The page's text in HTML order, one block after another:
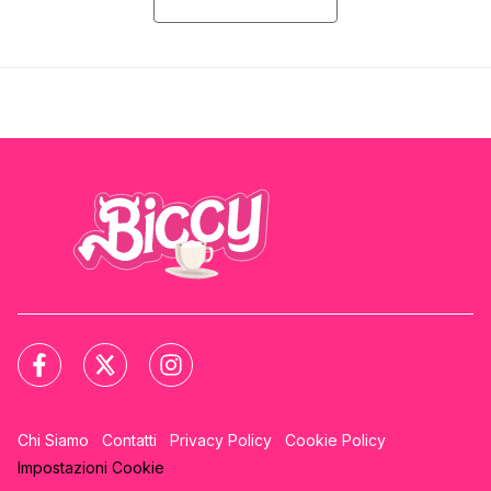
Chi Siamo Contatti Privacy Policy
Cookie Policy
Impostazioni Cookie